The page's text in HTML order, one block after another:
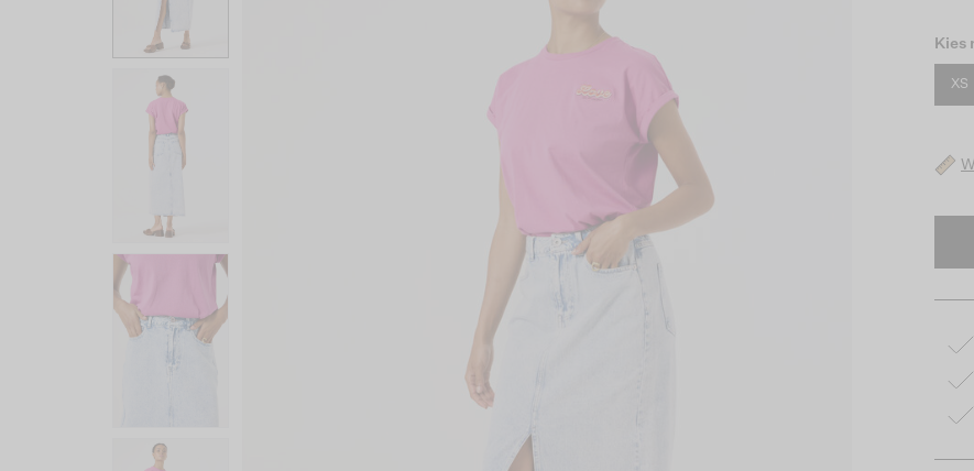
Kies
XS